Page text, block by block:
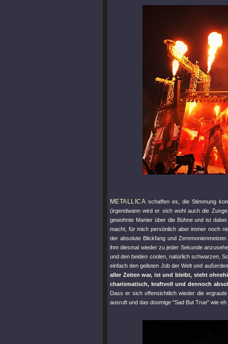
METALLICA schaffen es, die Stimmung
(irgendwann wird er sich wohl auch die
gewohnte Manier über die Bühne und ist
macht, für mich persönlich aber immer noch
der absolute Blickfang und
ihm diesmal wieder zu jeder Sekunde
und den beiden coolen, natürlich schwarzen,
einfach den geilsten Job der Welt und
aller Zeiten war, ist und bleibt, steht
charismatisch, kraftvoll und dennoch
Dass er sich offensichtlich wieder die
ausruft und das doomige "Sad But True" wie eh